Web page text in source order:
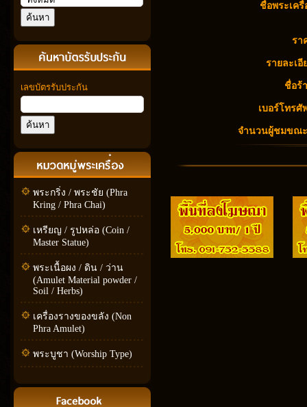
เลขบัตรรับประกัน
พระกริ่ง / พระชัย (Phra
Kring / Phra Chai)
เหรียญ / รูปหล่อ (Coin /
Master Statue)
พระเนื้อผง / ดิน / ว่าน
(Amulet Material powder /
Soil / Herbs)
เครื่องรางของขลัง (Non
Phra Amulet)
พระบูชา (Worship Type)
ชื่อพระเครื่
รา
รายละเอี
ชื่อร้
เบอร์โทรศั
จำนวนผู้ชมขณ